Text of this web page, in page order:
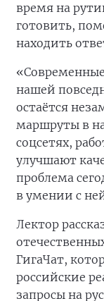
время на
готовить,
находить
нашей
остаётся
маршруты в
соцсетях,
улучшают
проблема
в умении с
Лектор
ГигаЧат,
российские
запросы на